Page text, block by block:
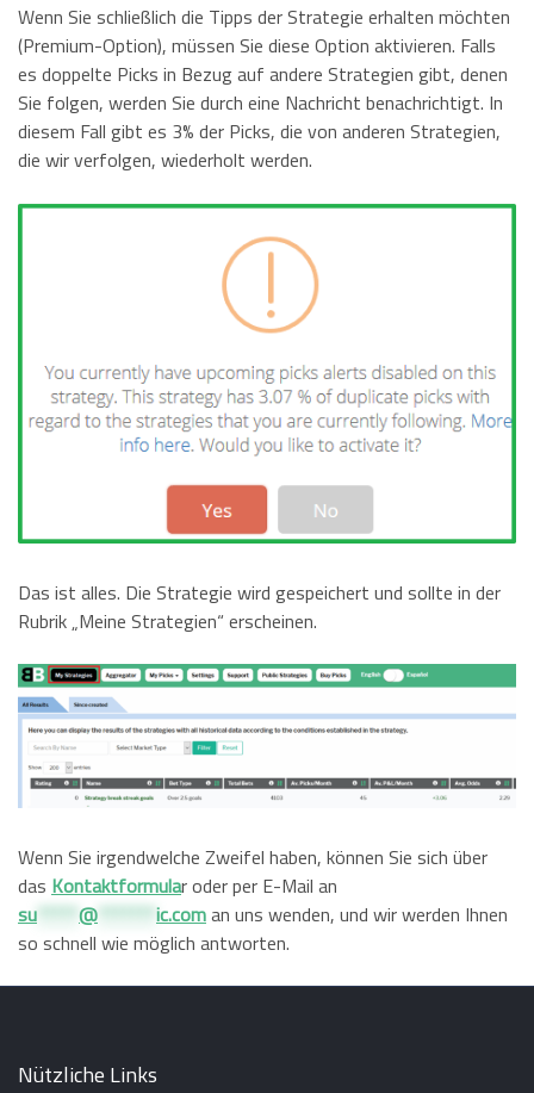
Wenn Sie schließlich die Tipps der Strategie erhalten möchten
(Premium-Option), müssen Sie diese Option aktivieren. Falls
es doppelte Picks in Bezug auf andere Strategien gibt, denen
Sie folgen, werden Sie durch eine Nachricht benachrichtigt. In
diesem Fall gibt es 3% der Picks, die von anderen Strategien,
die wir verfolgen, wiederholt werden.
Das ist alles. Die Strategie wird gespeichert und sollte in der
Rubrik „Meine Strategien“ erscheinen.
Wenn Sie irgendwelche Zweifel haben, können Sie sich über
das Kontaktformular oder per E-Mail an
su
@ ic.coman uns wenden, und wir werden Ihnen
so schnell wie möglich antworten.
Nützliche Links